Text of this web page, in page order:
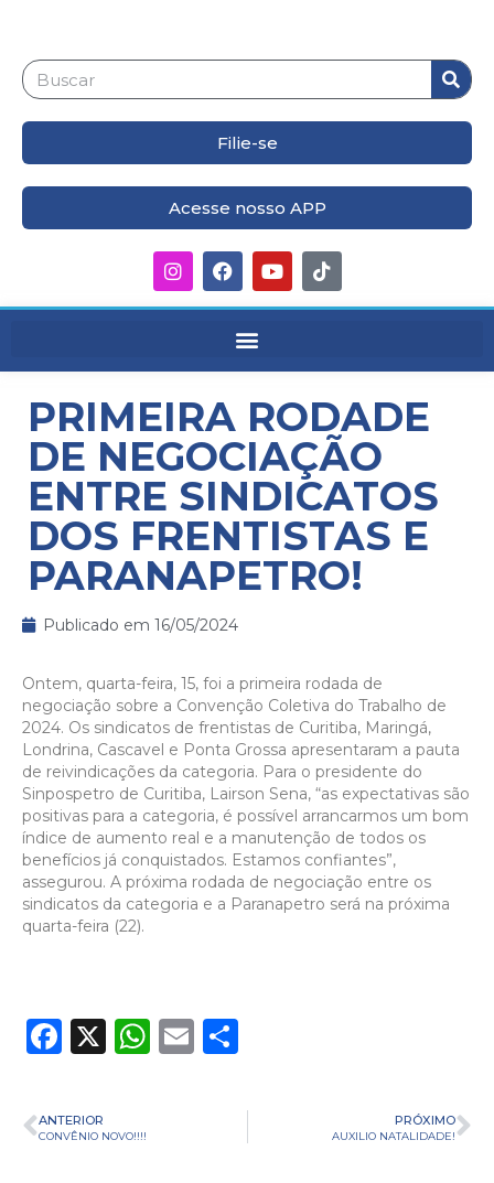
Filie-se
Acesse nosso APP
PRIMEIRA RODADE
DE NEGOCIAÇÃO
ENTRE SINDICATOS
DOS FRENTISTAS E
PARANAPETRO!
Publicado em 16/05/2024
Ontem, quarta-feira, 15, foi a primeira rodada de
negociação sobre a Convenção Coletiva do Trabalho de
2024. Os sindicatos de frentistas de Curitiba, Maringá,
Londrina, Cascavel e Ponta Grossa apresentaram a pauta
de reivindicações da categoria. Para o presidente do
Sinpospetro de Curitiba, Lairson Sena, “as expectativas são
positivas para a categoria, é possível arrancarmos um bom
índice de aumento real e a manutenção de todos os
benefícios já conquistados. Estamos confiantes”,
assegurou. A próxima rodada de negociação entre os
sindicatos da categoria e a Paranapetro será na próxima
quarta-feira (22).
Facebook
X WhatsApp
Email
ANTERIOR
CONVÊNIO NOVO!!!!
PRÓXIMO
AUXILIO NATALIDADE!